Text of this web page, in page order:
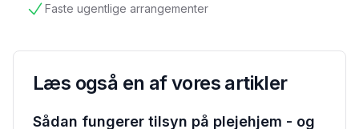
Faste ugentlige arrangementer
tilgængelig
Læs også en af vores artikler
Sådan fungerer tilsyn på plejehjem - og